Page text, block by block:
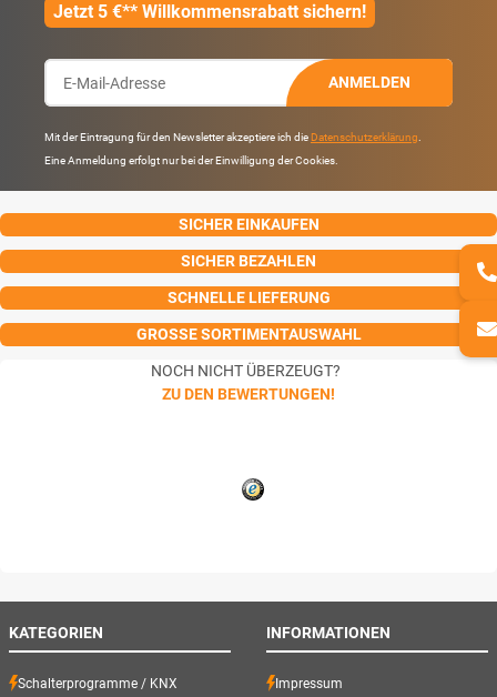
Jetzt 5 €** Willkommensrabatt sichern!
ANMELDEN
Mit der Eintragung für den Newsletter akzeptiere ich die Datenschutzerklärung
Eine Anmeldung erfolgt nur bei der Einwilligung der Cookies.
SICHER EINKAUFEN
SICHER BEZAHLEN
SCHNELLE LIEFERUNG
GROSSE SORTIMENTAUSWAHL
NOCH NICHT ÜBERZEUGT?
ZU DEN BEWERTUNGEN!
KATEGORIEN
Schalterprogramme / KNX
INFORMATIONEN
Impressum